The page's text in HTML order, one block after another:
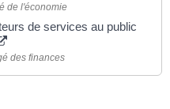
de l'économie
de services au public
des finances